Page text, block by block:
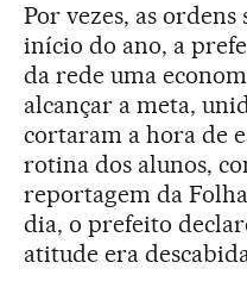
Por vezes, as
início do ano, a
da rede uma
alcançar a meta,
cortaram a hora de
rotina dos alunos,
reportagem da
dia, o prefeito
atitude era